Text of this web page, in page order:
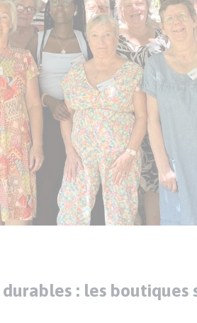
: les boutiques